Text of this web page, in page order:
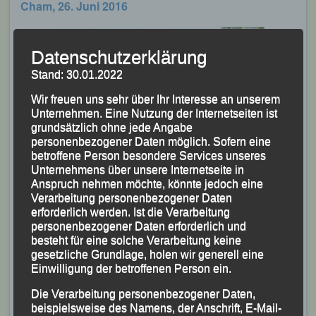
Cham, 26. Juni 2016
(KS.) Mit 578 Sportlerinnen und Sportlern, u.a. mit
dabeiBarbara Junkervon der Leichtathletik
Datenschutzerklärung
Stand: 30.01.2022
Wir freuen uns sehr über Ihr Interesse an unserem
Unternehmen. Eine Nutzung der Internetseiten ist
grundsätzlich ohne jede Angabe
personenbezogener Daten möglich. Sofern eine
betroffene Person besondere Services unseres
Unternehmens über unsere Internetseite in
Anspruch nehmen möchte, könnte jedoch eine
Verarbeitung personenbezogener Daten
erforderlich werden. Ist die Verarbeitung
personenbezogener Daten erforderlich und
besteht für eine solche Verarbeitung keine
gesetzliche Grundlage, holen wir generell eine
Einwilligung der betroffenen Person ein.
Die Verarbeitung personenbezogener Daten,
beispielsweise des Namens, der Anschrift, E-Mail-